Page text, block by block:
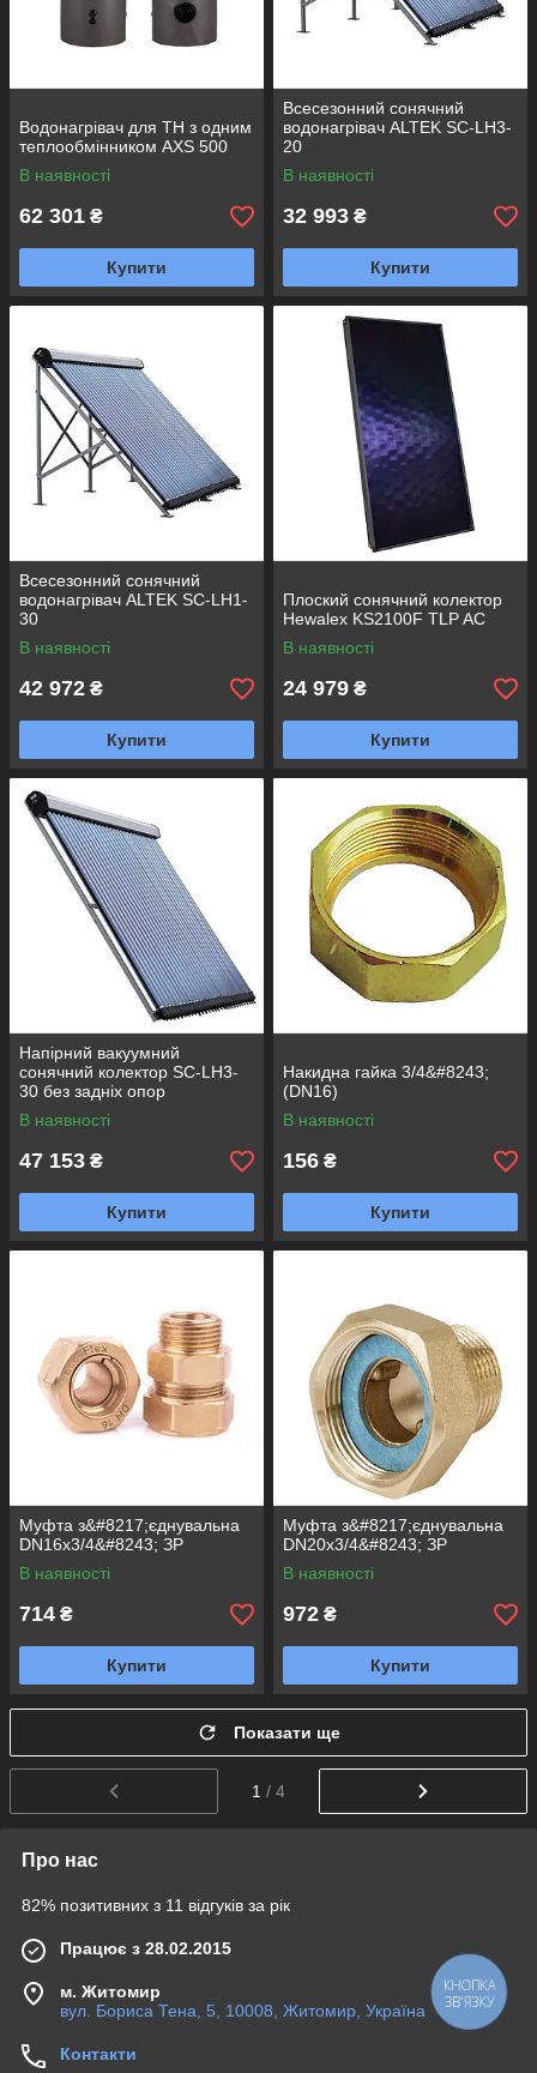
Водонагрівач для ТН з одним
теплообмінником AXS 500
В наявності
62 301 ₴
Купити
Всесезонний сонячний
водонагрівач ALTEK SC-LH3-
20
В наявності
32 993 ₴
Купити
Всесезонний сонячний
водонагрівач ALTEK SC-LH1-
30
В наявності
42 972 ₴
Купити
Плоский сонячний колектор
Hewalex KS2100F TLP AC
В наявності
24 979 ₴
Купити
Напірний вакуумний
сонячний колектор SC-LH3-
30 без задніх опор
В наявності
47 153 ₴
Купити
Накидна гайка 3/4&#8243;
(DN16)
В наявності
156 ₴
Купити
Муфта з&#8217;єднувальна
DN16х3/4&#8243; ЗР
В наявності
714 ₴
Купити
Муфта з&#8217;єднувальна
DN20х3/4&#8243; ЗР
В наявності
972 ₴
Купити
Показати ще
1 / 4
Про нас
82% позитивних з 11 відгуків за рік
Працює з 28.02.2015
м. Житомир
вул. Бориса Тена, 5, 10008, Житомир, Україна
Контакти
КНОПКА
ЗВ'ЯЗКУ